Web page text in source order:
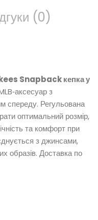
(0)
Snapback кепка у
з
спереду. Регульована
оптимальний розмір,
та комфорт при
з джинсами,
образів. Доставка по